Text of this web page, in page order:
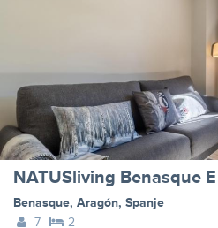
NATUSliving Benasque E
Benasque, Aragón, Spanje
7
2